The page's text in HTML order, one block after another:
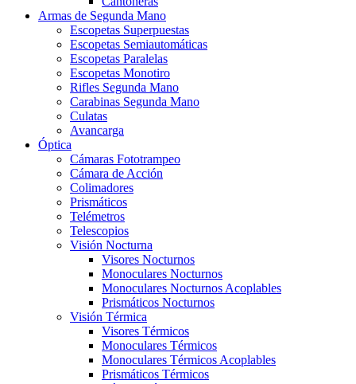
Armas de Segunda Mano
Escopetas Superpuestas
Escopetas Semiautomáticas
Escopetas Paralelas
Escopetas Monotiro
Rifles Segunda Mano
Carabinas Segunda Mano
Culatas
Avancarga
Óptica
Cámaras Fototrampeo
Cámara de Acción
Colimadores
Prismáticos
Telémetros
Telescopios
Visión Nocturna
Visores Nocturnos
Monoculares Nocturnos
Monoculares Nocturnos Acoplables
Prismáticos Nocturnos
Visión Térmica
Visores Térmicos
Monoculares Térmicos
Monoculares Térmicos Acoplables
Prismáticos Térmicos